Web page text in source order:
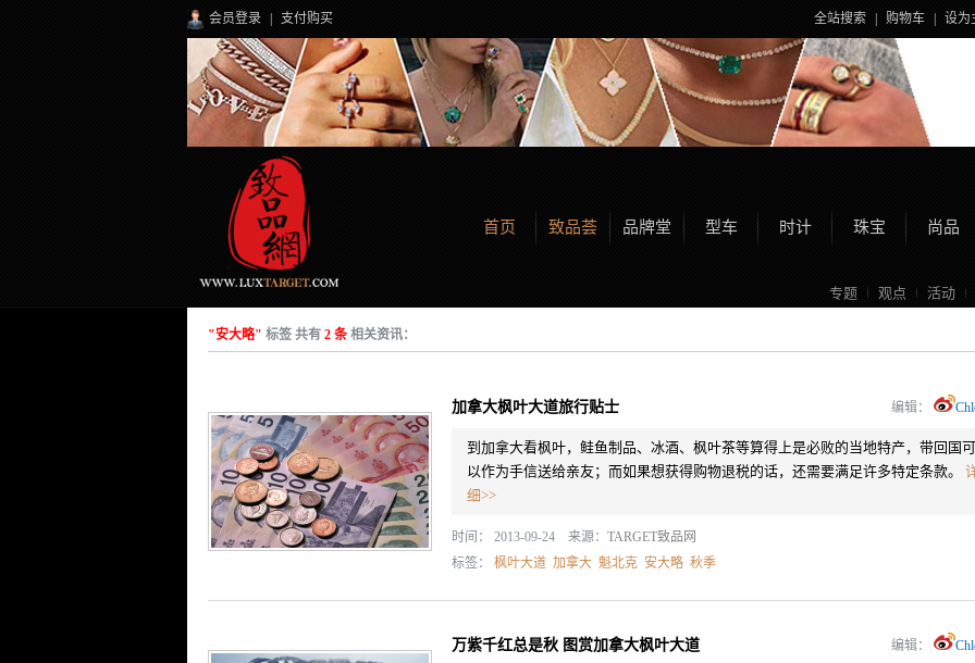
会员登录 支付购买 全站搜索 购物车 设为
首页 致品荟 品牌堂 型车 时计 珠宝 尚品
专题 观点 活动
"安大略" 标签 共有 2 条相关资讯：
加拿大枫叶大道旅行贴士 编辑：
到加拿大看枫叶，鲑鱼制品、冰酒、枫叶茶等算得上是必败的当地特产，带回国可
以作为手信送给亲友；而如果想获得购物退税的话，还需要满足许多特定条款。
细>>
时间： 2013-09-24 来源： TARGET致品网
标签： 枫叶大道 加拿大 魁北克 安大略 秋季
万紫千红总是秋 图赏加拿大枫叶大道 编辑：